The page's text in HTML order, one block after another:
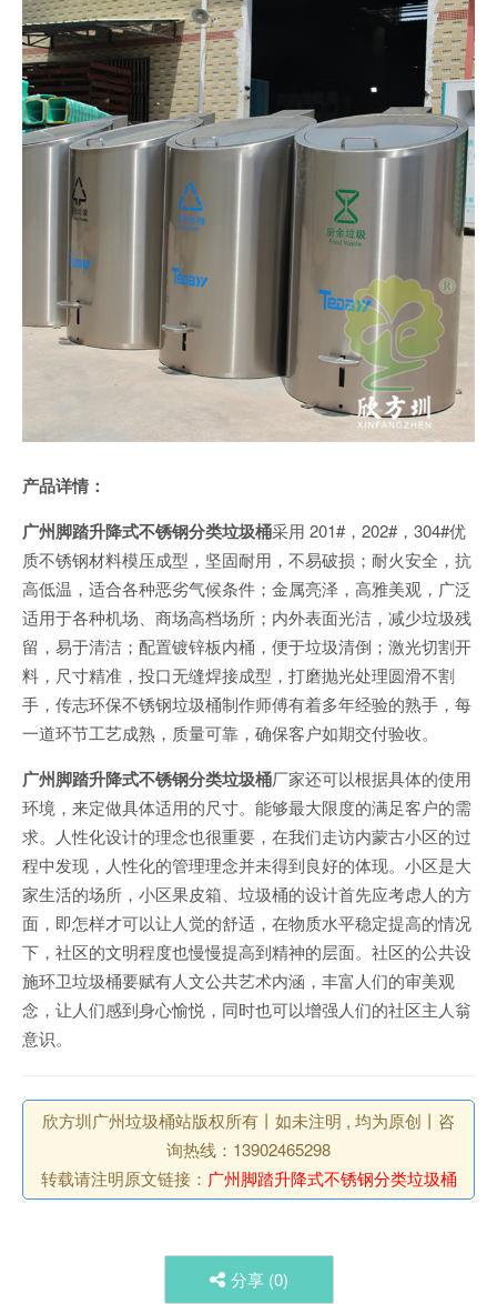
产品详情：
广州脚踏升降式不锈钢分类垃圾桶采用 201#，202#，304#优
质不锈钢材料模压成型，坚固耐用，不易破损；耐火安全，抗
高低温，适合各种恶劣气候条件；金属亮泽，高雅美观，广泛
适用于各种机场、商场高档场所；内外表面光洁，减少垃圾残
留，易于清洁；配置镀锌板内桶，便于垃圾清倒；激光切割开
料，尺寸精准，投口无缝焊接成型，打磨抛光处理圆滑不割
手，传志环保不锈钢垃圾桶制作师傅有着多年经验的熟手，每
一道环节工艺成熟，质量可靠，确保客户如期交付验收。
广州脚踏升降式不锈钢分类垃圾桶厂家还可以根据具体的使用
环境，来定做具体适用的尺寸。能够最大限度的满足客户的需
求。人性化设计的理念也很重要，在我们走访内蒙古小区的过
程中发现，人性化的管理理念并未得到良好的体现。小区是大
家生活的场所，小区果皮箱、垃圾桶的设计首先应考虑人的方
面，即怎样才可以让人觉的舒适，在物质水平稳定提高的情况
下，社区的文明程度也慢慢提高到精神的层面。社区的公共设
施环卫垃圾桶要赋有人文公共艺术内涵，丰富人们的审美观
念，让人们感到身心愉悦，同时也可以增强人们的社区主人翁
意识。
欣方圳广州垃圾桶站版权所有丨如未注明 , 均为原创丨咨
询热线：13902465298
转载请注明原文链接： 广州脚踏升降式不锈钢分类垃圾桶
分享 (0)